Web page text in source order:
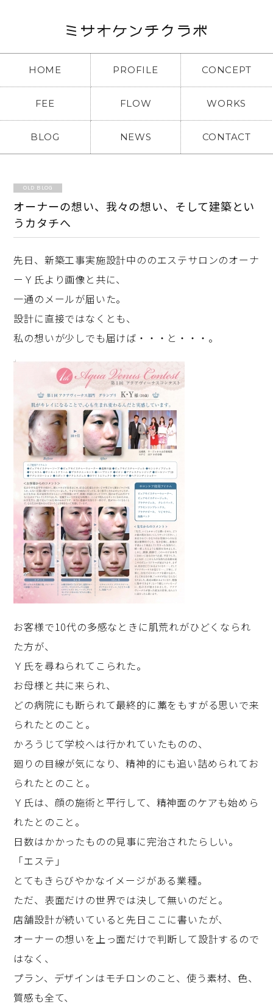
HOME PROFILE CONCEPT
FEE FLOW WORKS
BLOG NEWS CONTACT
OLD BLOG
オーナーの想い、我々の想い、そして建築とい
うカタチへ
先日、新築工事実施設計中ののエステサロンのオーナ
ーＹ氏より画像と共に、
一通のメールが届いた。
設計に直接ではなくとも、
私の想いが少しでも届けば・・・と・・・。
お客様で10代の多感なときに肌荒れがひどくなられ
た方が、
Ｙ氏を尋ねられてこられた。
お母様と共に来られ、
どの病院にも断られて最終的に藁をもすがる思いで来
られたとのこと。
かろうじて学校へは行かれていたものの、
廻りの目線が気になり、精神的にも追い詰められてお
られたとのこと。
Ｙ氏は、顔の施術と平行して、精神面のケアも始めら
れたとのこと。
日数はかかったものの見事に完治されたらしい。
「エステ」
とてもきらびやかなイメージがある業種。
ただ、表面だけの世界では決して無いのだと。
店舗設計が続いていると先日ここに書いたが、
オーナーの想いを上っ面だけで判断して設計するので
はなく、
プラン、デザインはモチロンのこと、使う素材、色、
質感も全て、